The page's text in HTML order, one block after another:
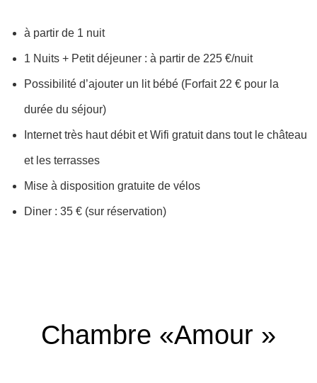
à partir de 1 nuit
1 Nuits + Petit déjeuner : à partir de 225 €/nuit
Possibilité d’ajouter un lit bébé (Forfait 22 € pour la
durée du séjour)
Internet très haut débit et Wifi gratuit dans tout le château
et les terrasses
Mise à disposition gratuite de vélos
Diner : 35 € (sur réservation)
Chambre «Amour »